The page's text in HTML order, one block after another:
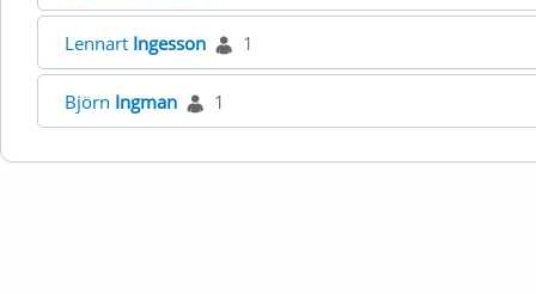
Lennart Ingesson 1
Björn Ingman 1